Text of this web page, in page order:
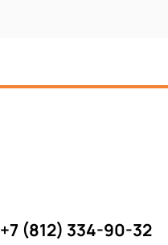
+7 (812) 334-90-32